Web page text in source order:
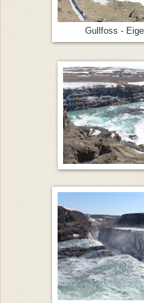
Gullfoss -